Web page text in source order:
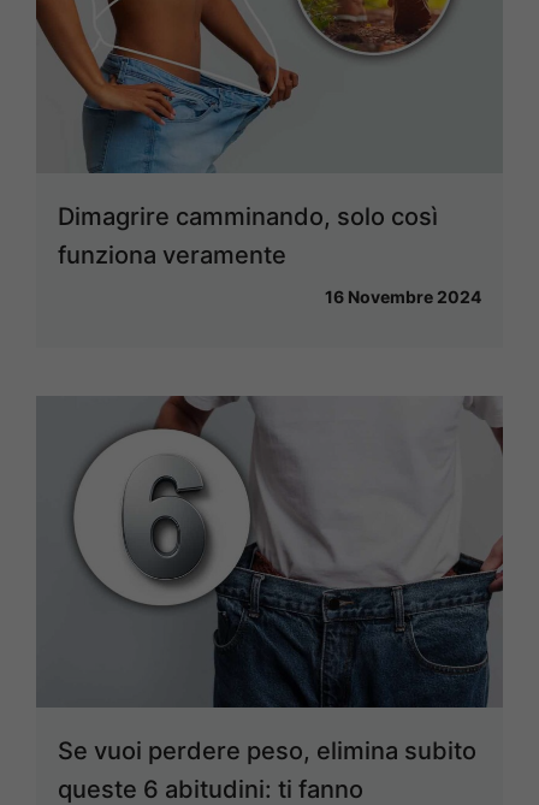
Dimagrire camminando, solo così
funziona veramente
16 Novembre 2024
Se vuoi perdere peso, elimina subito
queste 6 abitudini: ti fanno